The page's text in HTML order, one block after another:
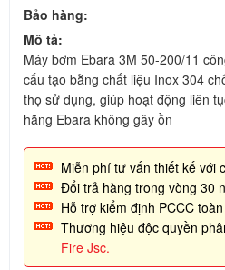
Bảo hàng:
Mô tả:
Máy bơm Ebara 3M 50-200/11
cấu tạo bằng chất liệu Inox 304
thọ sử dụng, giúp hoạt động liên
hãng Ebara không gây ồn
Miễn phí tư vấn thiết kế với
Đổi trả hàng trong vòng 30
Hỗ trợ kiểm định PCCC
Thương hiệu độc quyền
Fire Jsc.